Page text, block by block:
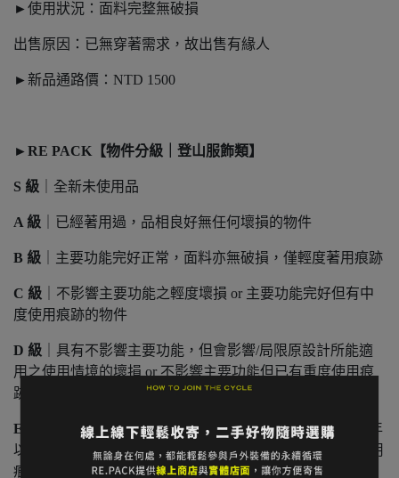
►使用狀況：面料完整無破損
出售原因：已無穿著需求，故出售有緣人
►新品通路價：NTD 1500
►RE PACK【物件分級｜登山服飾類】
S 級 ｜全新未使用品
A 級 ｜已經著用過，品相良好無任何壞損的物件
B 級 ｜主要功能完好正常，面料亦無破損，僅輕度著用痕跡
C 級 ｜不影響主要功能之輕度壞損 or 主要功能完好但有中
度使用痕跡的物件
D 級 ｜具有不影響主要功能，但會影響/局限原設計所能適
用之使用情境的壞損 or 不影響主要功能但已有重度使用痕
跡
E 級
｜主要功能受損的物件；外觀嚴重瑕疵；購入超過 4 年
以上防水性機能性物件；非登山活動適用之衣著；重度著用
痕跡、不具轉售價值物件